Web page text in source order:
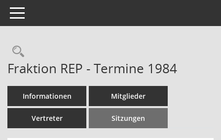
Toggle navigation
Rechercheauswahl
Fraktion REP - Termine 1984
Informationen Mitglieder
Vertreter Sitzungen